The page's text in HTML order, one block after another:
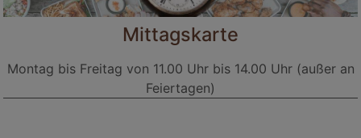
Mittagskarte
Montag bis Freitag von 11.00 Uhr bis 14.00 Uhr (außer an
Feiertagen)